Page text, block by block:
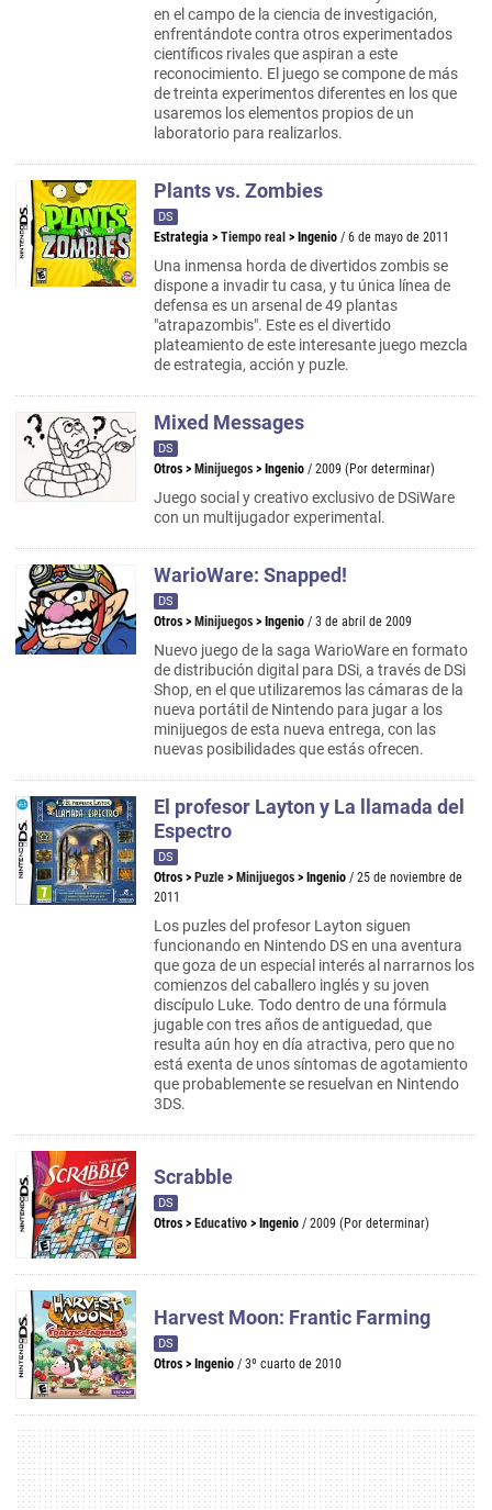
en el campo de la ciencia de investigación,
enfrentándote contra otros experimentados
científicos rivales que aspiran a este
reconocimiento. El juego se compone de más
de treinta experimentos diferentes en los que
usaremos los elementos propios de un
laboratorio para realizarlos.
Plants vs. Zombies
DS
Estrategia > Tiempo real > Ingenio / 6 de mayo de 2011
Una inmensa horda de divertidos zombis se
dispone a invadir tu casa, y tu única línea de
defensa es un arsenal de 49 plantas
"atrapazombis". Este es el divertido
plateamiento de este interesante juego mezcla
de estrategia, acción y puzle.
Mixed Messages
DS
Otros > Minijuegos > Ingenio / 2009 (Por determinar)
Juego social y creativo exclusivo de DSiWare
con un multijugador experimental.
WarioWare: Snapped!
DS
Otros > Minijuegos > Ingenio / 3 de abril de 2009
Nuevo juego de la saga WarioWare en formato
de distribución digital para DSi, a través de DSi
Shop, en el que utilizaremos las cámaras de la
nueva portátil de Nintendo para jugar a los
minijuegos de esta nueva entrega, con las
nuevas posibilidades que estás ofrecen.
El profesor Layton y La llamada del
Espectro
DS
Otros > Puzle > Minijuegos > Ingenio / 25 de noviembre de
2011
Los puzles del profesor Layton siguen
funcionando en Nintendo DS en una aventura
que goza de un especial interés al narrarnos los
comienzos del caballero inglés y su joven
discípulo Luke. Todo dentro de una fórmula
jugable con tres años de antiguedad, que
resulta aún hoy en día atractiva, pero que no
está exenta de unos síntomas de agotamiento
que probablemente se resuelvan en Nintendo
3DS.
Scrabble
DS
Otros > Educativo > Ingenio / 2009 (Por determinar)
Harvest Moon: Frantic Farming
DS
Otros > Ingenio / 3º cuarto de 2010